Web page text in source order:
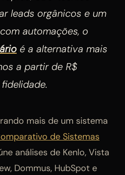
leads orgânicos e um
automações, o
é a alternativa mais
a partir de R$
mais de um sistema
de Sistemas
análises de Kenlo, Vista
Dommus, HubSpot e